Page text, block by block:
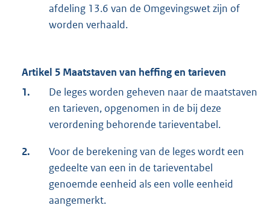
afdeling 13.6 van de Omgevingswet zijn of
worden verhaald.
Artikel 5 Maatstaven van heffing en tarieven
1.
De leges worden geheven naar de maatstaven
en tarieven, opgenomen in de bij deze
verordening behorende tarieventabel.
2.
Voor de berekening van de leges wordt een
gedeelte van een in de tarieventabel
genoemde eenheid als een volle eenheid
aangemerkt.